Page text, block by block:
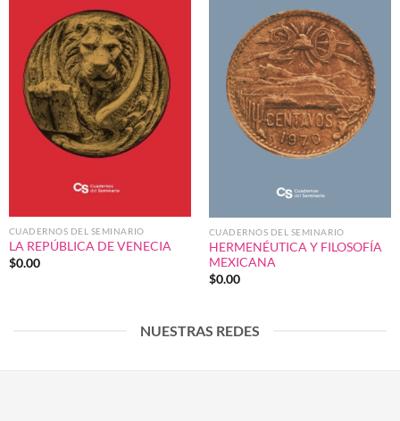
CUADERNOS DEL SEMINARIO
LA REPÚBLICA DE VENECIA
$0.00
CUADERNOS DEL SEMINARIO
HERMENÉUTICA Y FILOSOFÍA
MEXICANA
$0.00
NUESTRAS REDES